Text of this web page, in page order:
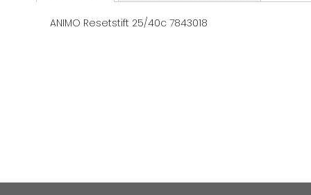
vanANIMO Resetstift 25/40c 7843018